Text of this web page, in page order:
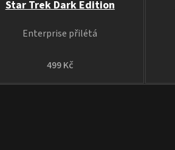
Star Trek Dark Edition
499 Kč
Enterprise přilétá